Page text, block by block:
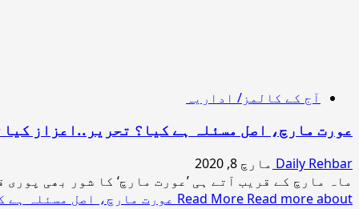
آج کے کالمز/ اداریہ
عورت مارچ، اصل مسئلہ ہے کیا؟ تحریر..اعزاز
Daily Rehbar مارچ 8, 2020
ماہ مارچ کے قریب آتے ہی ’عورت مارچ‘ کا شور بھی
Read More Read more about عورت مارچ، اصل مسئلہ ہے کیا؟ تحریر..اعزاز کیانی